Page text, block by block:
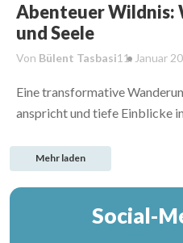
Abenteuer Wildnis:
und Seele
Von Bülent Tasbasi11. Januar
Eine transformative
anspricht und tiefe Einblicke
Mehr laden
Social-